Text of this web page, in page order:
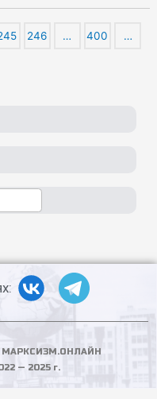
246 … 400 …
МАРКСИЗМ.ОНЛАЙН
— 2025 г.